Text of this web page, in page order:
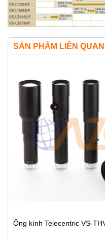
SẢN PHẨM LIÊN QUAN
Ống kính Telecentric VS-